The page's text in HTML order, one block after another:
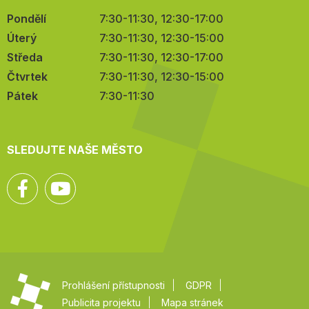
Pondělí
7:30-11:30, 12:30-17:00
Úterý
7:30-11:30, 12:30-15:00
Středa
7:30-11:30, 12:30-17:00
Čtvrtek
7:30-11:30, 12:30-15:00
Pátek
7:30-11:30
SLEDUJTE NAŠE MĚSTO
Facebook
Prohlášení přístupnosti
GDPR
Publicita projektu
Mapa stránek